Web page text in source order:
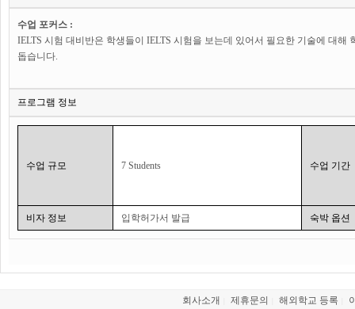
수업 포커스 :
IELTS 시험 대비반은 학생들이 IELTS 시험을 보는데 있어서 필요한 기술에 대해
돕습니다.
커리큘럼 :
학생들은 다양한 활동과 과제를 통하여 시험의 모든 영역에 대비합니다. 강의 듣
또한 학생들은 시험에 필수적인 스킬을 연습하고 중요한 어휘들을 암기하게 됩
수업시간 :
프로그램 정보
수업 규모 7 Students 수업 기간
비자 정보 입학허가서 발급 숙박 옵션
회사소개 제휴문의 해외학교 등록